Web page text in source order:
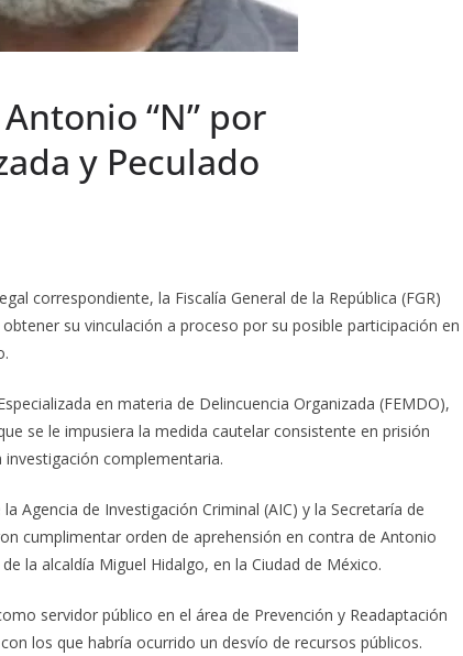
“N” por
y Peculado
correspondiente, la Fiscalía General de la República (FGR)
su vinculación a proceso por su posible participación en
en materia de Delincuencia Organizada (FEMDO),
se le impusiera la medida cautelar consistente en prisión
complementaria.
Agencia de Investigación Criminal (AIC) y la Secretaría de
cumplimentar orden de aprehensión en contra de Antonio
la alcaldía Miguel Hidalgo, en la Ciudad de México.
servidor público en el área de Prevención y Readaptación
los que habría ocurrido un desvío de recursos públicos.